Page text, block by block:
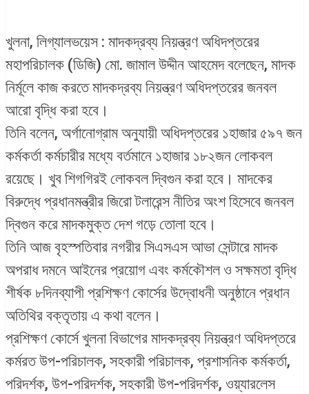
খুলনা, লিগ্যালভয়েস : মাদকদ্রব্য নিয়ন্ত্রণ অধিদপ্তরের
মহাপরিচালক (ডিজি) মো. জামাল উদ্দীন আহমেদ বলেছেন, মাদক
নির্মূলে কাজ করতে মাদকদ্রব্য নিয়ন্ত্রণ অধিদপ্তরের জনবল
আরো বৃদ্ধি করা হবে।
তিনি বলেন, অর্গানোগ্রাম অনুযায়ী অধিদপ্তরের ১হাজার ৫৯৭ জন
কর্মকর্তা কর্মচারীর মধ্যে বর্তমানে ১হাজার ১৮২জন লোকবল
রয়েছে। খুব শিগগিরই লোকবল দ্বিগুন করা হবে। মাদকের
বিরুদ্ধে প্রধানমন্ত্রীর জিরো টলারেন্স নীতির অংশ হিসেবে জনবল
দ্বিগুন করে মাদকমুক্ত দেশ গড়ে তোলা হবে।
তিনি আজ বৃহস্পতিবার নগরীর সিএসএস আভা সেন্টারে মাদক
অপরাধ দমনে আইনের প্রয়োগ এবং কর্মকৌশল ও সক্ষমতা বৃদ্ধি
শীর্ষক ৮দিনব্যাপী প্রশিক্ষণ কোর্সের উদ্বোধনী অনুষ্ঠানে প্রধান
অতিথির বক্তৃতায় এ কথা বলেন।
প্রশিক্ষণ কোর্সে খুলনা বিভাগের মাদকদ্রব্য নিয়ন্ত্রণ অধিদপ্তরে
কর্মরত উপ-পরিচালক, সহকারী পরিচালক, প্রশাসনিক কর্মকর্তা,
পরিদর্শক, উপ-পরিদর্শক, সহকারী উপ-পরিদর্শক, ওয়্যারলেস